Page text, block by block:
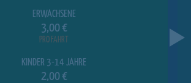
ERWACHSENE
3,00 €
PRO FAHRT
KINDER 3-14 JAHRE
2,00 €